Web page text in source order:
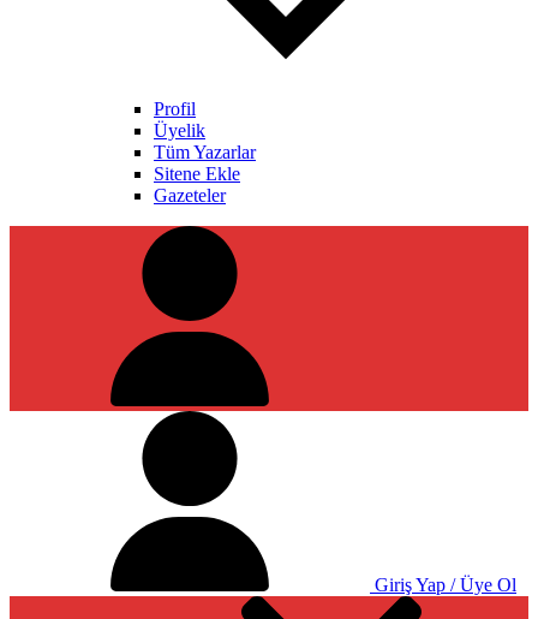
Profil
Üyelik
Tüm Yazarlar
Sitene Ekle
Gazeteler
Giriş Yap / Üye Ol